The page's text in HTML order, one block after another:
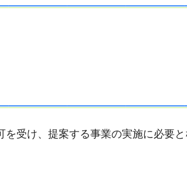
受け、提案する事業の実施に必要と